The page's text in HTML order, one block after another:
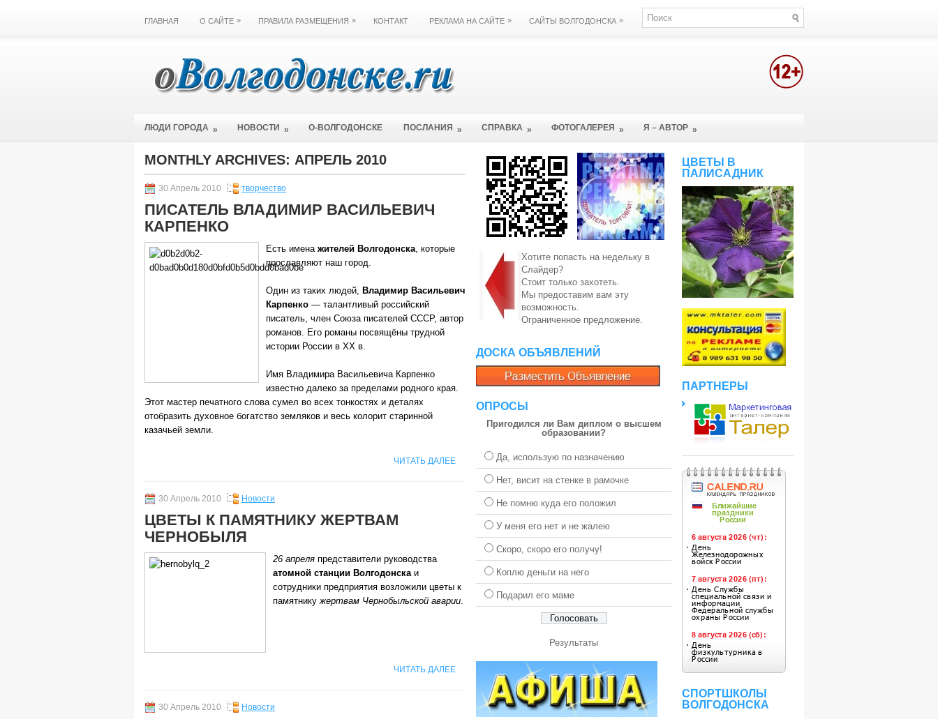
ГЛАВНАЯ О САЙТЕ » ПРАВИЛА РАЗМЕЩЕНИЯ » КОНТАКТ РЕКЛАМА НА САЙТЕ » САЙТЫ ВОЛГОДОНСКА »
ЛЮДИ ГОРОДА » НОВОСТИ » О-ВОЛГОДОНСКЕ ПОСЛАНИЯ » СПРАВКА » ФОТОГАЛЕРЕЯ » Я – АВТОР »
MONTHLY ARCHIVES: АПРЕЛЬ 2010
30 Апрель 2010 творчество
ПИСАТЕЛЬ ВЛАДИМИР ВАСИЛЬЕВИЧ
КАРПЕНКО
Есть имена жителей Волгодонска, которые
прославляют наш город.
Один из таких людей, Владимир Васильевич
Карпенко — талантливый российский
писатель, член Союза писателей СССР, автор
романов. Его романы посвящёны трудной
истории России в XX в.
Имя Владимира Васильевича Карпенко
известно далеко за пределами родного края.
Этот мастер печатного слова сумел во всех тонкостях и деталях
отобразить духовное богатство земляков и весь колорит старинной
казачьей земли.
ЧИТАТЬ ДАЛЕЕ
30 Апрель 2010 Новости
ЦВЕТЫ К ПАМЯТНИКУ ЖЕРТВАМ
ЧЕРНОБЫЛЯ
26 апреля представители руководства
атомной станции Волгодонскаи
сотрудники предприятия возложили цветы к
памятникужертвам Чернобыльской аварии.
ЧИТАТЬ ДАЛЕЕ
30 Апрель 2010 Новости
Хотите попасть на недельку в
Слайдер?
Стоит только захотеть.
Мы предоставим вам эту
возможность.
Ограниченное предложение.
ДОСКА ОБЪЯВЛЕНИЙ
ОПРОСЫ
Пригодился ли Вам диплом о высшем
образовании?
Да, использую по назначению
Нет, висит на стенке в рамочке
Не помню куда его положил
У меня его нет и не жалею
Скоро, скоро его получу!
Коплю деньги на него
Подарил его маме
Результаты
ЦВЕТЫ В
ПАЛИСАДНИК
ПАРТНЕРЫ
СПОРТШКОЛЫ
ВОЛГОДОНСКА